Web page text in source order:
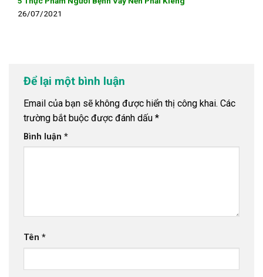
26/07/2021
Để lại một bình luận
Email của bạn sẽ không được hiển thị công khai. Các
trường bắt buộc được đánh dấu *
Bình luận *
Tên *